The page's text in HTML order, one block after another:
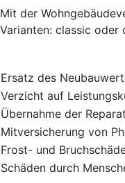
Mit der
Varianten: classic oder
Ersatz des
Verzicht auf
Übernahme der
Mitversicherung von
Frost- und
Schäden durch